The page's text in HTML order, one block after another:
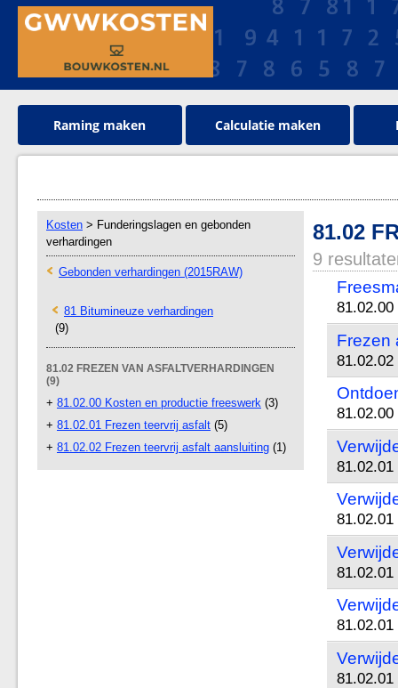
Raming maken Calculatie maken
Kosten > Funderingslagen en gebonden
verhardingen
Gebonden verhardingen (2015RAW)
81 Bitumineuze verhardingen
(9)
81.02 FREZEN VAN ASFALTVERHARDINGEN
(9)
+ 81.02.00 Kosten en productie freeswerk (3)
+ 81.02.01 Frezen teervrij asfalt (5)
+ 81.02.02 Frezen teervrij asfalt aansluiting (1)
81.02
9
Frezen